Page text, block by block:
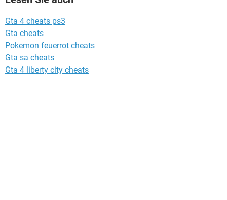
Gta 4 cheats ps3
Gta cheats
Pokemon feuerrot cheats
Gta sa cheats
Gta 4 liberty city cheats